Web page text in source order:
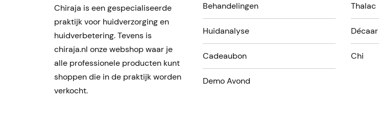
Chiraja is een gespecialiseerde
praktijk voor huidverzorging en
huidverbetering. Tevens is
chiraja.nl onze webshop waar je
alle professionele producten kunt
shoppen die in de praktijk worden
verkocht.
Behandelingen
Huidanalyse
Cadeaubon
Demo Avond
Thalac
Décaar
Chi